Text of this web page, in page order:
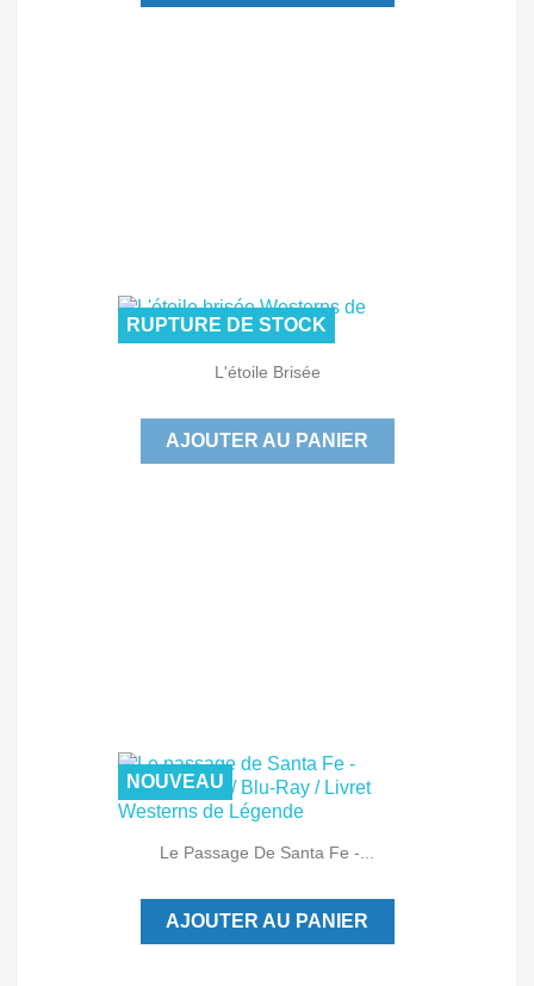
L'étoile Brisée
AJOUTER AU PANIER
RUPTURE DE STOCK
Le Passage De Santa Fe -...
AJOUTER AU PANIER
NOUVEAU